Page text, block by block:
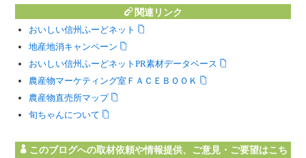
関連リンク
おいしい信州ふーどネット
地産地消キャンペーン
おいしい信州ふーどネットPR素材データベース
農産物マーケティング室ＦＡＣＥＢＯＯＫ
農産物直売所マップ
旬ちゃんについて
このブログへの取材依頼や情報提供、ご意見・ご要望はこち